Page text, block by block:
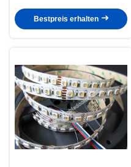
Bestpreis erhalten